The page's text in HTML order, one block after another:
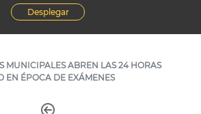
Desplegar
MUNICIPALES ABREN LAS 24 HORAS
EN ÉPOCA DE EXÁMENES